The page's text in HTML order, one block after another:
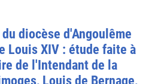
diocèse d'Angoulême
Louis XIV : étude faite à
de l'Intendant de la
Louis de Bernage,